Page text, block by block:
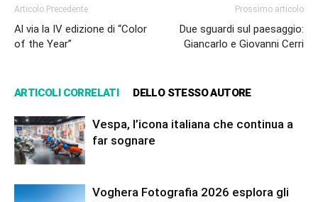
Articolo Precedente
Al via la IV edizione di “Color
of the Year”
Prossimo articolo
Due sguardi sul paesaggio:
Giancarlo e Giovanni Cerri
ARTICOLI CORRELATI DELLO STESSO AUTORE
Vespa, l’icona italiana che continua a
far sognare
Voghera Fotografia 2026 esplora gli